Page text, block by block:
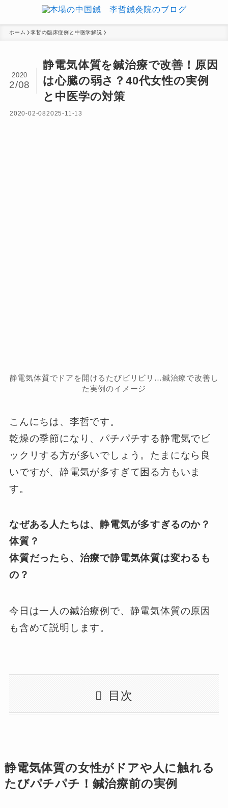
ホーム 李哲の臨床症例と中医学解説
静電気体質を鍼治療で改善！原因
は心臓の弱さ？40代女性の実例
と中医学の対策
2020
2/08
2020-02-082025-11-13
静電気体質でドアを開けるたびビリビリ…鍼治療で改善し
た実例のイメージ
こんにちは、李哲です。
乾燥の季節になり、パチパチする静電気でビ
ックリする方が多いでしょう。たまになら良
いですが、静電気が多すぎて困る方もいま
す。
なぜある人たちは、静電気が多すぎるのか？
体質？
体質だったら、治療で静電気体質は変わるも
の？
今日は一人の鍼治療例で、静電気体質の原因
も含めて説明します。
目次
静電気体質の女性がドアや人に触れる
たびパチパチ！鍼治療前の実例